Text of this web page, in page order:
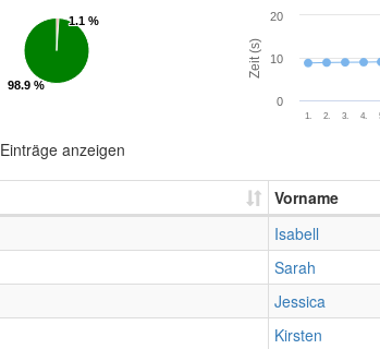
1.1 %
1.1 %
98.9 %
98.9 %
Zeit (s)
1. 2. 3. 4.
0
10
20
Einträge anzeigen
Vorname
Isabell
Sarah
Jessica
Kirsten